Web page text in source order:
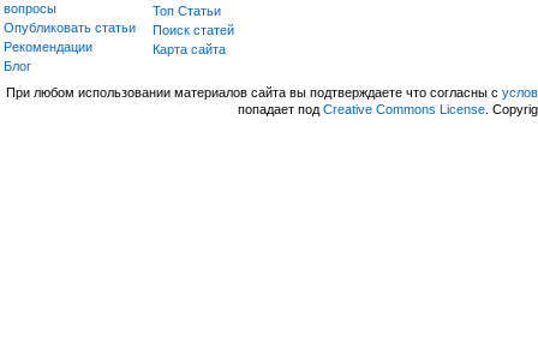
вопросы
Опубликовать статьи
Рекомендации
Блог
Топ Статьи
Поиск статей
Карта сайта
При любом использовании материалов сайта вы подтверждаете что согласны с
попадает подCreative Commons License .